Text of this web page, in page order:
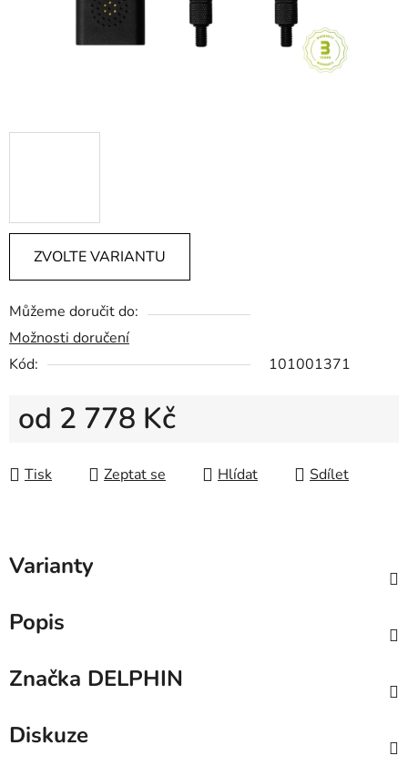
ZVOLTE VARIANTU
Můžeme doručit do:
Možnosti doručení
Kód:
101001371
od 2 778 Kč
Tisk
Zeptat se Hlídat Sdílet
Varianty
Popis
Značka DELPHIN
Diskuze